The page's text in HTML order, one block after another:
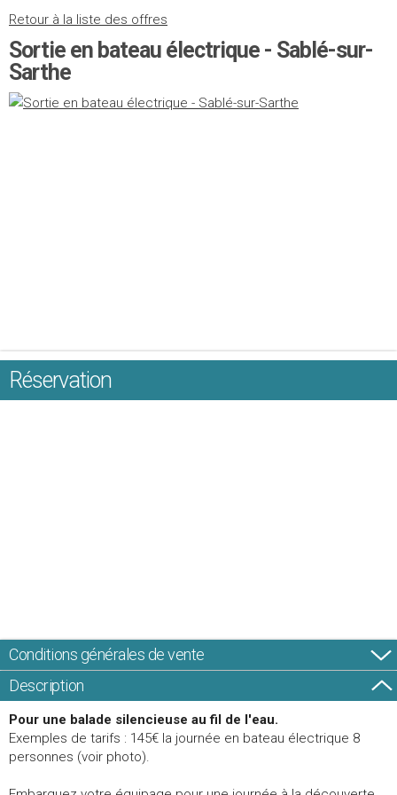
Retour à la liste des offres
Sortie en bateau électrique - Sablé-sur-
Sarthe
Réservation
Conditions générales de vente
Description
Pour une balade silencieuse au fil de l'eau.
Exemples de tarifs : 145€ la journée en bateau électrique 8
personnes (voir photo).